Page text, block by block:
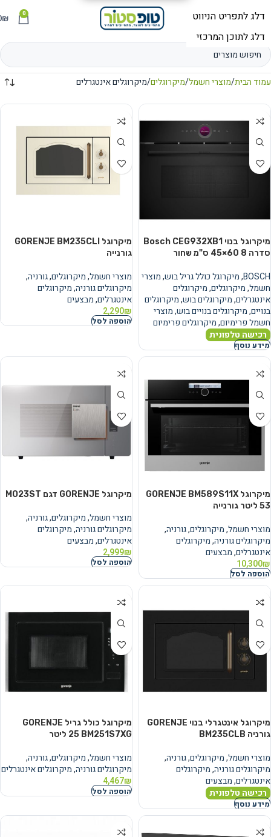
תפריט 0
₪
עמוד הבית מוצרי חשמל מיקרוגלים מיקרוגלים אינטגרלים
מיקרוגל בנוי Bosch CEG932XB1
סדרה 8 60×45 ס"מ שחור
BOSCH
,מיקרוגל כולל גריל בוש,מוצרי
חשמל,מיקרוגלים,מיקרוגלים
אינטגרלים,מיקרוגלים בוש,מיקרוגלים
בנויים,מיקרוגלים בנויים בוש,מוצרי
חשמל פרימיום,מיקרוגלים פרימיום
רכישה טלפונית
מידע נוסף
מיקרוגל GORENJE BM235CLI
גורנייה
מוצרי חשמל,מיקרוגלים,גורניה,
מיקרוגלים גורניה,מיקרוגלים
אינטגרלים,מבצעים
2,290₪
הוספה לסל
מיקרוגל GORENJE BM589S11X
מוצרי חשמל,מיקרוגלים,גורניה,
מיקרוגלים גורניה,מיקרוגלים
אינטגרלים,מבצעים
10,300₪
הוספה לסל
מיקרוגל GORENJE דגם MO23ST
מוצרי חשמל,מיקרוגלים,גורניה,
מיקרוגלים גורניה,מיקרוגלים
אינטגרלים,מבצעים
2,999₪
הוספה לסל
מיקרוגל אינטגרלי בנוי GORENJE
גורניה BM235CLB
מוצרי חשמל,מיקרוגלים,גורניה,
מיקרוגלים גורניה,מיקרוגלים
אינטגרלים,מבצעים
רכישה טלפונית
מידע נוסף
מיקרוגל כולל גריל GORENJE
BM251S7XG ‏25 ‏ליטר
מוצרי חשמל,מיקרוגלים,גורניה,
מיקרוגלים גורניה,מיקרוגלים אינטגרלים
4,467₪
הוספה לסל